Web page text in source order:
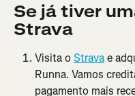
Se já tiver
Strava
Visita o Strava e
Runna. Vamos
pagamento mais